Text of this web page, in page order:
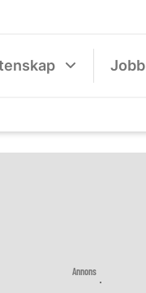
Jobb
Annons